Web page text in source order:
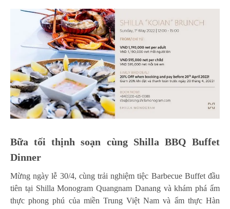
Bữa tối thịnh soạn cùng Shilla BBQ Buffet
Dinner
Mừng ngày lễ 30/4, cùng trải nghiệm tiệc Barbecue Buffet đầu
tiên tại Shilla Monogram Quangnam Danang và khám phá ẩm
thực phong phú của miền Trung Việt Nam và ẩm thực Hàn